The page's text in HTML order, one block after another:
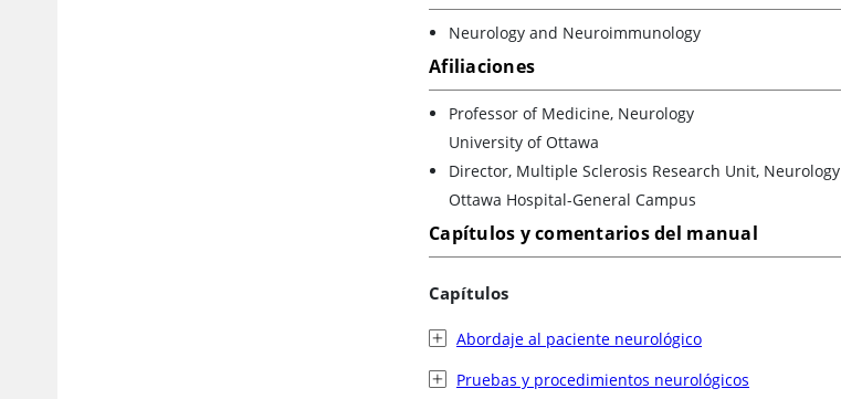
Neurology and Neuroimmunology
Afiliaciones
Professor of Medicine, Neurology
University of Ottawa
Director, Multiple Sclerosis Research Unit, Neurology
Ottawa Hospital-General Campus
Capítulos y comentarios del manual
Capítulos
Abordaje al paciente neurológico
Pruebas y procedimientos neurológicos